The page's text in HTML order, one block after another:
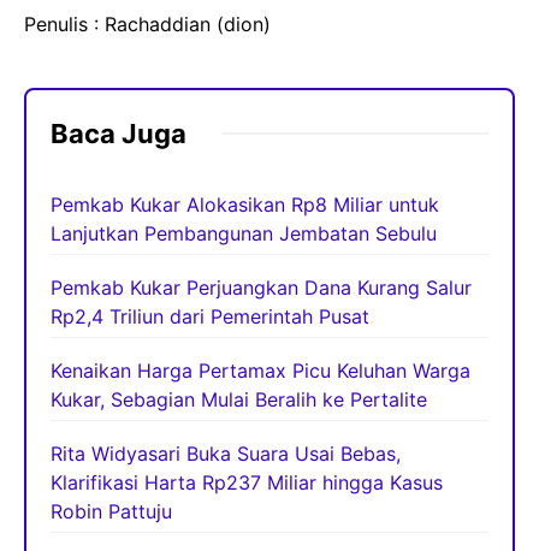
Penulis : Rachaddian (dion)
Baca Juga
Pemkab Kukar Alokasikan Rp8 Miliar untuk
Lanjutkan Pembangunan Jembatan Sebulu
Pemkab Kukar Perjuangkan Dana Kurang Salur
Rp2,4 Triliun dari Pemerintah Pusat
Kenaikan Harga Pertamax Picu Keluhan Warga
Kukar, Sebagian Mulai Beralih ke Pertalite
Rita Widyasari Buka Suara Usai Bebas,
Klarifikasi Harta Rp237 Miliar hingga Kasus
Robin Pattuju